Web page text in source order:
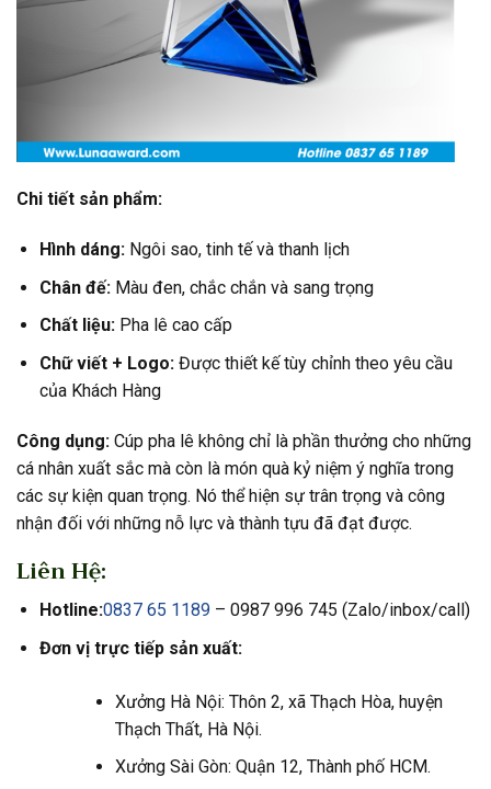
Chi tiết sản phẩm:
Hình dáng: Ngôi sao, tinh tế và thanh lịch
Chân đế: Màu đen, chắc chắn và sang trọng
Chất liệu: Pha lê cao cấp
Chữ viết + Logo: Được thiết kế tùy chỉnh theo yêu cầu
của Khách Hàng
Công dụng: Cúp pha lê không chỉ là phần thưởng cho những
cá nhân xuất sắc mà còn là món quà kỷ niệm ý nghĩa trong
các sự kiện quan trọng. Nó thể hiện sự trân trọng và công
nhận đối với những nỗ lực và thành tựu đã đạt được.
Liên Hệ:
Hotline:0837 65 1189– 0987 996 745 (Zalo/inbox/call)
Đơn vị trực tiếp sản xuất:
Xưởng Hà Nội: Thôn 2, xã Thạch Hòa, huyện
Thạch Thất, Hà Nội.
Xưởng Sài Gòn: Quận 12, Thành phố HCM.